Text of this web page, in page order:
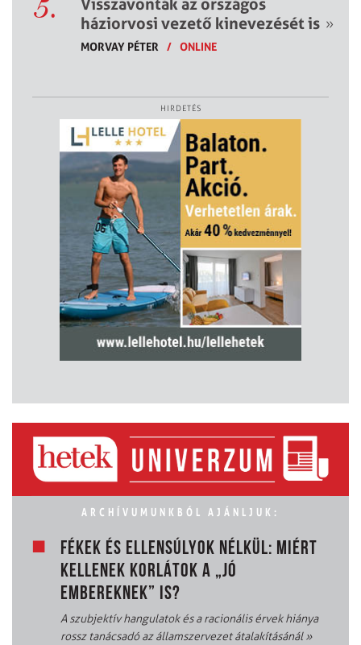
háziorvosi vezető kinevezését is »
MORVAY PÉTER / ONLINE
HIRDETÉS
ARCHÍVUMUNKBÓL AJÁNLJUK:
FÉKEK ÉS ELLENSÚLYOK NÉLKÜL: MIÉRT
KELLENEK KORLÁTOK A „JÓ
EMBEREKNEK” IS?
A szubjektív hangulatok és a racionális érvek hiánya
rossz tanácsadó az államszervezet átalakításánál»